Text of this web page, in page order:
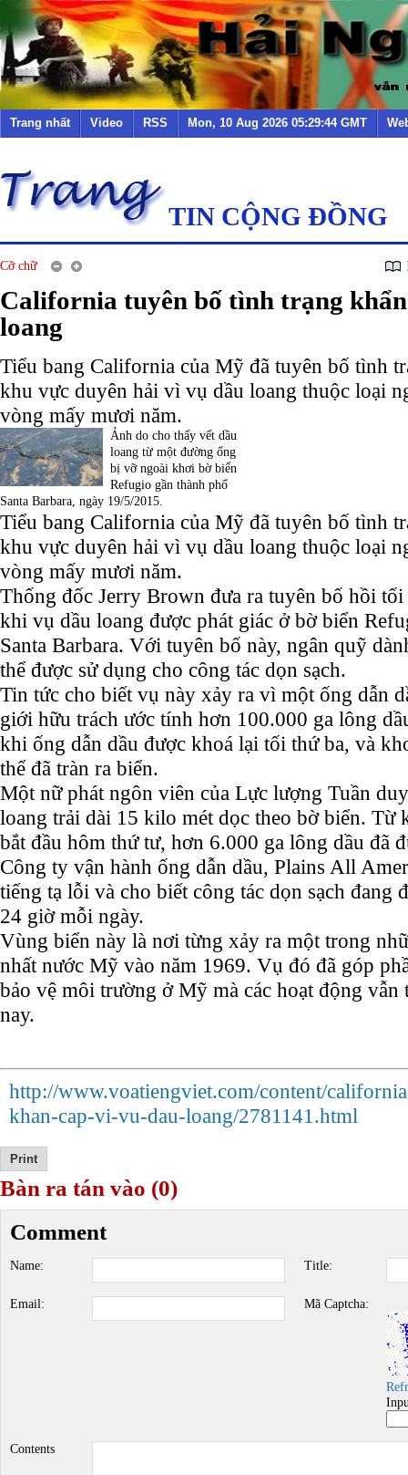
Trang nhất Video RSS Mon, 10 Aug 2026 05:29:44 GMT
TIN CỘNG ĐỒNG
Cỡ chữ
California tuyên bố tình trạng
loang
Tiểu bang California của Mỹ đã tuyên bố tình
khu vực duyên hải vì vụ dầu loang thuộc loại
vòng mấy mươi năm.
Ảnh do cho thấy vết dầu
loang từ một đường ống
bị vỡ ngoài khơi bờ biển
Refugio gần thành phố
Santa Barbara, ngày 19/5/2015.
Tiểu bang California của Mỹ đã tuyên bố tình
khu vực duyên hải vì vụ dầu loang thuộc loại
vòng mấy mươi năm.
Thống đốc Jerry Brown đưa ra tuyên bố hồi
khi vụ dầu loang được phát giác ở bờ biển
Santa Barbara. Với tuyên bố này, ngân quỹ
thể được sử dụng cho công tác dọn sạch.
Tin tức cho biết vụ này xảy ra vì một ống dẫn
giới hữu trách ước tính hơn 100.000 ga lông
khi ống dẫn dầu được khoá lại tối thứ ba, và
thể đã tràn ra biển.
Một nữ phát ngôn viên của Lực lượng Tuần
loang trải dài 15 kilo mét dọc theo bờ biển. Từ
bắt đầu hôm thứ tư, hơn 6.000 ga lông dầu đã
Công ty vận hành ống dẫn dầu, Plains All
tiếng tạ lỗi và cho biết công tác dọn sạch đang
24 giờ mỗi ngày.
Vùng biển này là nơi từng xảy ra một trong
nhất nước Mỹ vào năm 1969. Vụ đó đã góp
bảo vệ môi trường ở Mỹ mà các hoạt động vẫn
nay.
http://www.voatiengviet.com/content/
khan-cap-vi-vu-dau-loang/2781141.html
Bàn ra tán vào (0)
Comment
Name: Title:
Email: Mã Captcha:
Contents